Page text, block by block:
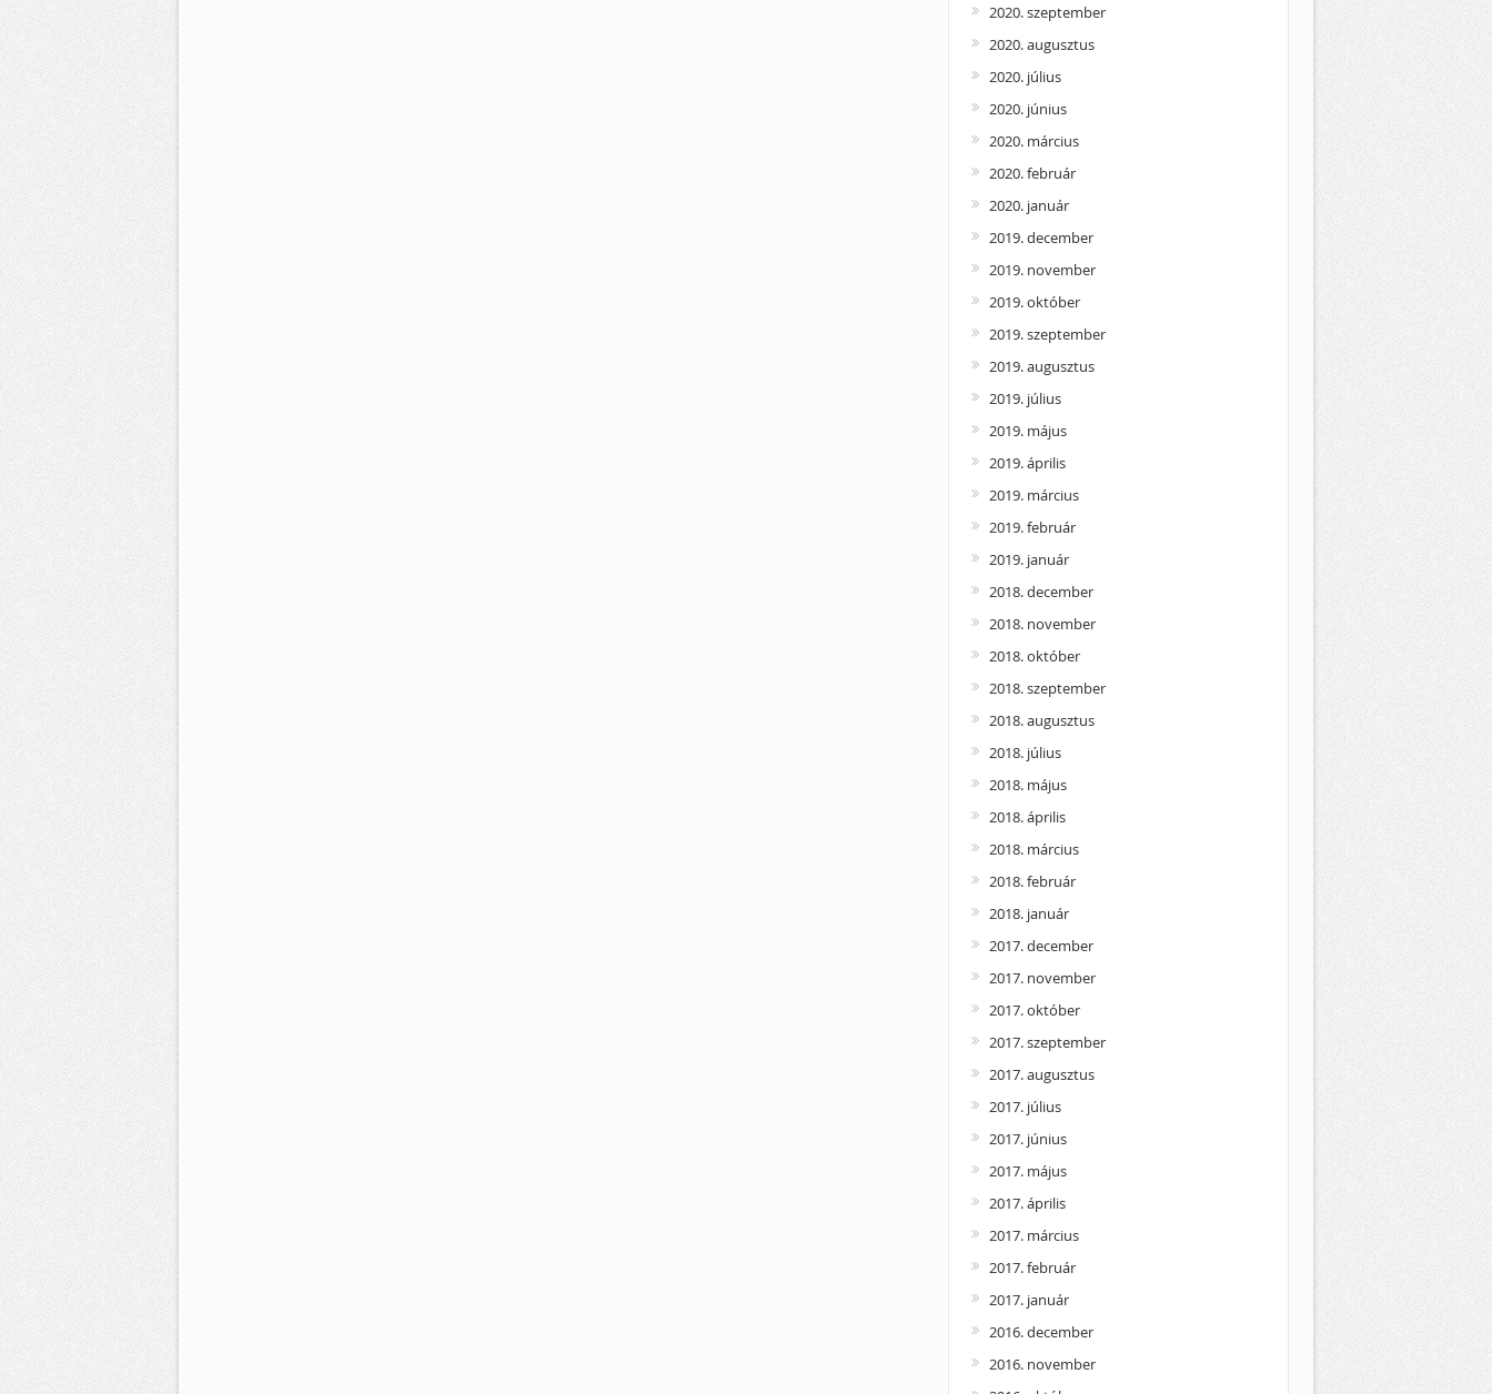
2020. szeptember
2020. augusztus
2020. július
2020. június
2020. március
2020. február
2020. január
2019. december
2019. november
2019. október
2019. szeptember
2019. augusztus
2019. július
2019. május
2019. április
2019. március
2019. február
2019. január
2018. december
2018. november
2018. október
2018. szeptember
2018. augusztus
2018. július
2018. május
2018. április
2018. március
2018. február
2018. január
2017. december
2017. november
2017. október
2017. szeptember
2017. augusztus
2017. július
2017. június
2017. május
2017. április
2017. március
2017. február
2017. január
2016. december
2016. november